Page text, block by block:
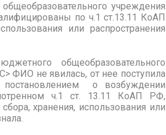
учреждения
по ч.1 ст.13.11 КоАП
или распространения
общеобразовательного
ФИО не явилась, от нее поступила
о возбуждении
ч.1 ст. 13.11 КоАП РФ,
хранения, использования или